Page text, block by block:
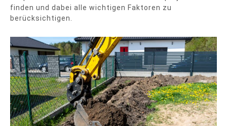
finden und dabei alle wichtigen Faktoren zu
berücksichtigen.